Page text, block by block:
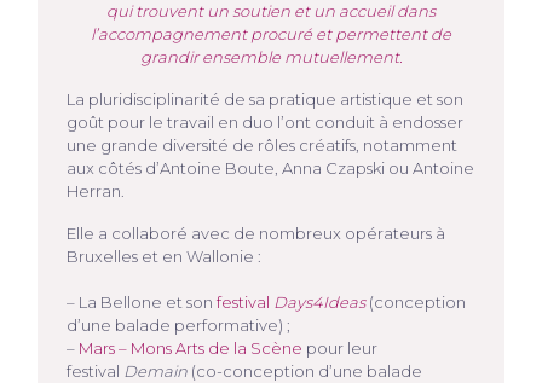
qui trouvent un soutien et un accueil dans
l’accompagnement procuré et permettent de
grandir ensemble mutuellement.
La pluridisciplinarité de sa pratique artistique et son
goût pour le travail en duo l’ont conduit à endosser
une grande diversité de rôles créatifs, notamment
aux côtés d’Antoine Boute, Anna Czapski ou Antoine
Herran.
Elle a collaboré avec de nombreux opérateurs à
Bruxelles et en Wallonie :
– La Bellone et sonfestival Days4Ideas(conception
d’une balade performative) ;
– Mars – Mons Arts de la Scène pour leur
festival Demain (co-conception d’une balade